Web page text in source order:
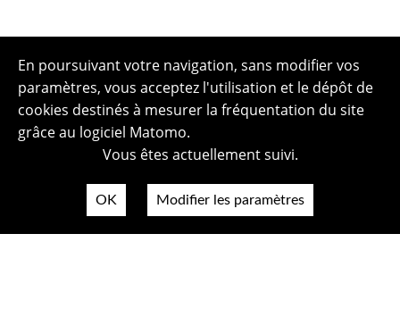
En poursuivant votre navigation, sans modifier vos
paramètres, vous acceptez l'utilisation et le dépôt de
cookies destinés à mesurer la fréquentation du site
grâce au logiciel Matomo.
Vous êtes actuellement suivi.
OK Modifier les paramètres